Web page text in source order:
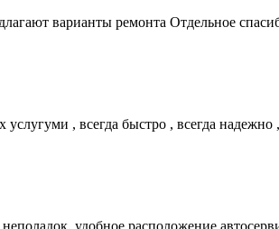
варианты ремонта Отдельное
, всегда быстро , всегда
удобное расположение